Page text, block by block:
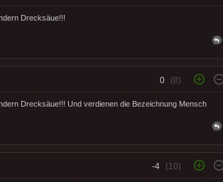
Drecksäue!!!
0 (8)
Drecksäue!!! Und verdienen die Bezeichnung Mensch
-4 (10)